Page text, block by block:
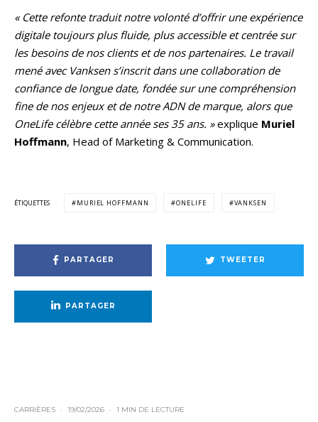
« Cette refonte traduit notre volonté d’offrir une expérience
digitale toujours plus fluide, plus accessible et centrée sur
les besoins de nos clients et de nos partenaires. Le travail
mené avec Vanksen s’inscrit dans une collaboration de
confiance de longue date, fondée sur une compréhension
fine de nos enjeux et de notre ADN de marque, alors que
OneLife célèbre cette année ses 35 ans. »explique Muriel
Hoffmann, Head of Marketing & Communication.
ÉTIQUETTES MURIEL HOFFMANN ONELIFE VANKSEN
PARTAGER TWEETER
PARTAGER
CARRIÈRES · 19/02/2026 · 1 MIN DE LECTURE